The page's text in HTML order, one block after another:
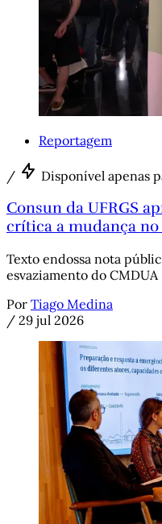
Reportagem
/ Disponível apenas
Consun da UFRGS
crítica a mudança
Texto endossa nota
esvaziamento do CMDUA
Por Tiago Medina
/ 29 jul 2026